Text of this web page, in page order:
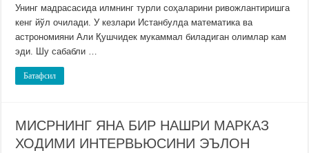
Унинг мадрасасида илмнинг турли соҳаларини ривожлантиришга
кенг йўл очилади. У кезлари Истанбулда математика ва
астрономияни Али Қушчидек мукаммал биладиган олимлар кам
эди. Шу сабабли …
Батафсил
МИСРНИНГ ЯНА БИР НАШРИ МАРКАЗ
ХОДИМИ ИНТЕРВЬЮСИНИ ЭЪЛОН